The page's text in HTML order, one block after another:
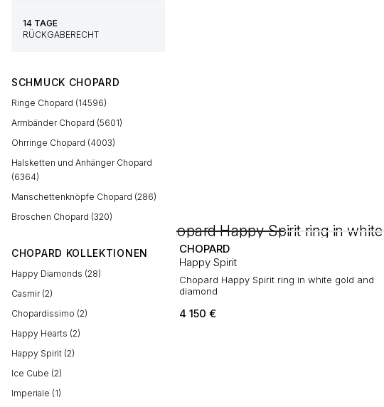
14 TAGE
RÜCKGABERECHT
SCHMUCK CHOPARD
Ringe Chopard (14596)
Armbänder Chopard (5601)
Ohrringe Chopard (4003)
Halsketten und Anhänger Chopard
(6364)
Manschettenknöpfe Chopard (286)
Broschen Chopard (320)
CHOPARD KOLLEKTIONEN
Happy Diamonds (28)
Casmir (2)
Chopardissimo (2)
Happy Hearts (2)
Happy Spirit (2)
Ice Cube (2)
Imperiale (1)
CHOPARD
Happy Spirit
Chopard Happy Spirit ring in white gold and
diamond
4 150 €